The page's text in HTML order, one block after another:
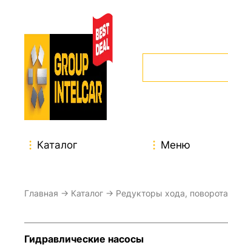
Каталог Меню
Главная → Каталог → Редукторы хода, поворота
Гидравлические насосы